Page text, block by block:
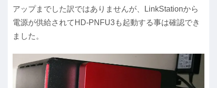
アップまでした訳ではありませんが、LinkStationから
電源が供給されてHD-PNFU3も起動する事は確認でき
ました。